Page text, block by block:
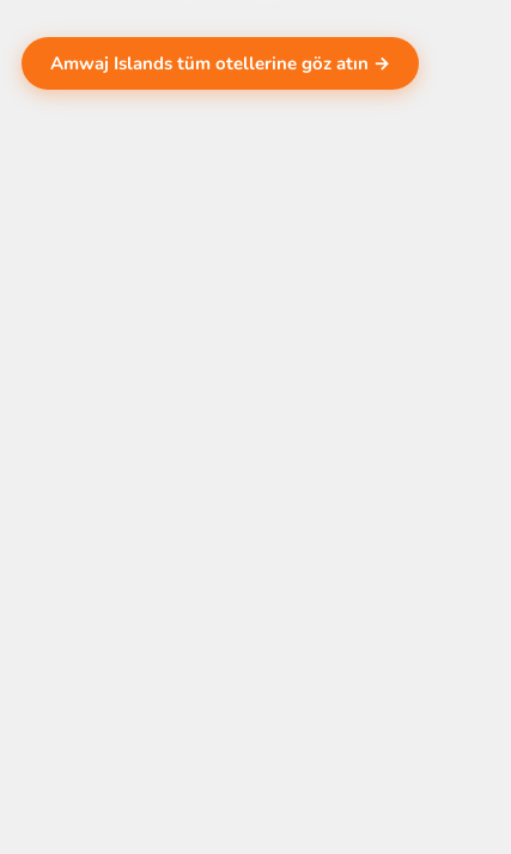
Amwaj Islands tüm otellerine göz atın →